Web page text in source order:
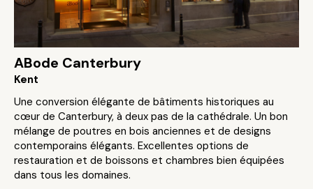
ABode Canterbury
Kent
Une conversion élégante de bâtiments historiques au
cœur de Canterbury, à deux pas de la cathédrale. Un bon
mélange de poutres en bois anciennes et de designs
contemporains élégants. Excellentes options de
restauration et de boissons et chambres bien équipées
dans tous les domaines.